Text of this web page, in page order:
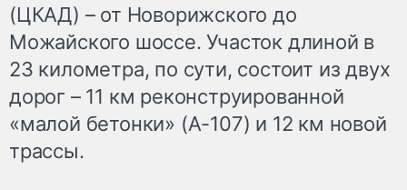
(ЦКАД) – от Новорижского до
Можайского шоссе. Участок длиной в
23 километра, по сути, состоит из двух
дорог – 11 км реконструированной
«малой бетонки» (A-107) и 12 км новой
трассы.